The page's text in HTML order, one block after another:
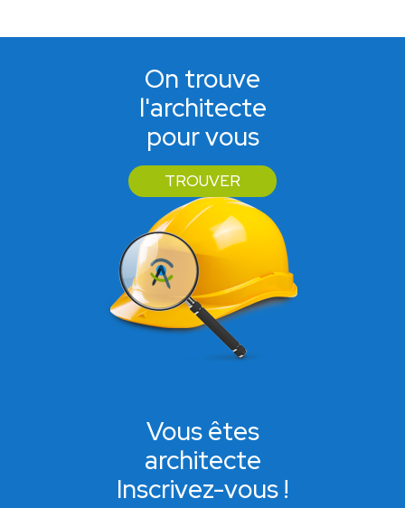
On trouve
l'architecte
pour vous
TROUVER
Vous êtes
architecte
Inscrivez-vous !